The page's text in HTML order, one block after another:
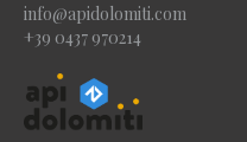
info@apidolomiti.com
+39 0437 970214